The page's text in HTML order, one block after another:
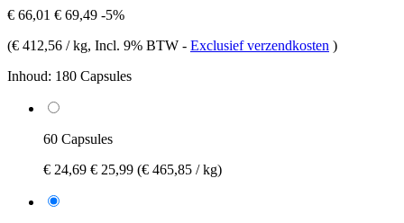
€ 66,01 € 69,49 -5%
(€ 412,56 / kg, Incl. 9% BTW - Exclusief verzendkosten )
Inhoud: 180 Capsules
60 Capsules
€ 24,69 € 25,99 (€ 465,85 / kg)